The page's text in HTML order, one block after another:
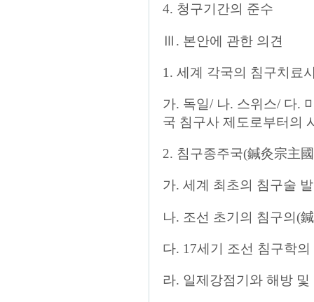
4. 청구기간의 준수
Ⅲ. 본안에 관한 의견
1. 세계 각국의 침구치료
가. 독일/ 나. 스위스/ 다.
국 침구사 제도로부터의
2. 침구종주국(鍼灸宗主
가. 세계 최초의 침구술
나. 조선 초기의 침구의(
다. 17세기 조선 침구학
라. 일제강점기와 해방